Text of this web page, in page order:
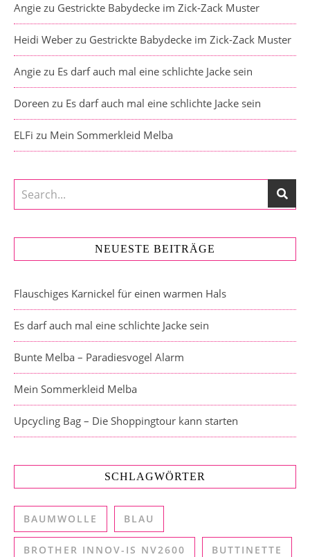
Angie zu Gestrickte Babydecke im Zick-Zack Muster
Heidi Weber zu Gestrickte Babydecke im Zick-Zack Muster
Angie zu Es darf auch mal eine schlichte Jacke sein
Doreen zu Es darf auch mal eine schlichte Jacke sein
ELFi zu Mein Sommerkleid Melba
NEUESTE BEITRÄGE
Flauschiges Karnickel für einen warmen Hals
Es darf auch mal eine schlichte Jacke sein
Bunte Melba – Paradiesvogel Alarm
Mein Sommerkleid Melba
Upcycling Bag – Die Shoppingtour kann starten
SCHLAGWÖRTER
BAUMWOLLE BLAU
BROTHER INNOV-IS NV2600 BUTTINETTE